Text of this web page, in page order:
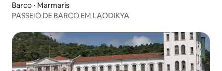
Barco ⋅ Marmaris
PASSEIO DE BARCO EM LAODIKYA